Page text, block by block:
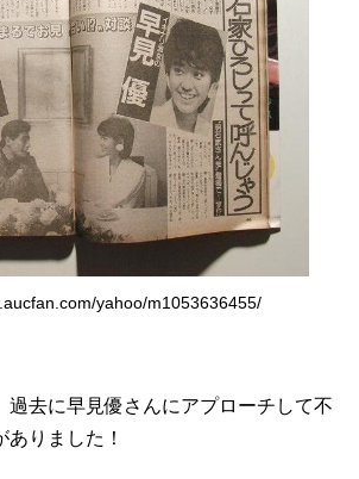
yahoo/m1053636455/
過去に早見優さんにアプローチして不
りました！